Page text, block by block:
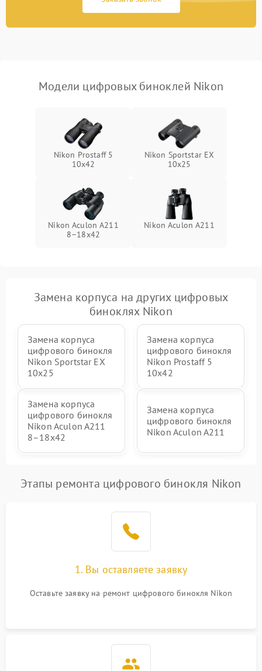
Модели цифровых биноклей Nikon
Nikon Prostaff 5
10x42
Nikon Sportstar EX
10x25
Nikon Aculon A211
8–18x42
Nikon Aculon A211
Замена корпуса на других цифровых
биноклях Nikon
Замена корпуса
цифрового бинокля
Nikon Sportstar EX
10x25
Замена корпуса
цифрового бинокля
Nikon Prostaff 5
10x42
Замена корпуса
цифрового бинокля
Nikon Aculon A211
8–18x42
Замена корпуса
цифрового бинокля
Nikon Aculon A211
Этапы ремонта цифрового бинокля Nikon
1. Вы оставляете заявку
Оставьте заявку на ремонт цифрового бинокля Nikon